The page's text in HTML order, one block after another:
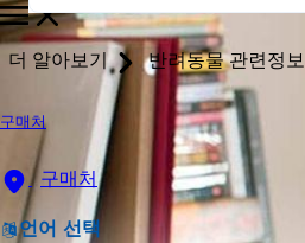
더 알아보기 반려동물 관련정보
구매처
구매처
언어 선택